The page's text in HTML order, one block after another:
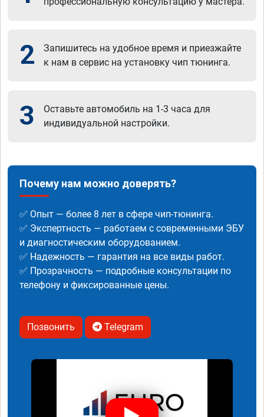
2
Запишитесь на удобное время и приезжайте
к нам в сервис на установку чип тюнинга.
3
Оставьте автомобиль на 1-3 часа для
индивидуальной настройки.
Почему нам можно доверять?
✅ Опыт — более 8 лет в сфере чип-тюнинга.
✅ Экспертность — работаем с современными ЭБУ
и диагностическим оборудованием.
✅ Надежность — гарантия на все виды работ.
✅ Прозрачность — подробные консультации по
телефону и фиксированные цены.
Позвонить Telegram